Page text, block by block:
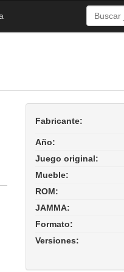
Fabricante:
Año:
Juego original:
Mueble:
ROM:
JAMMA:
Formato:
Versiones: